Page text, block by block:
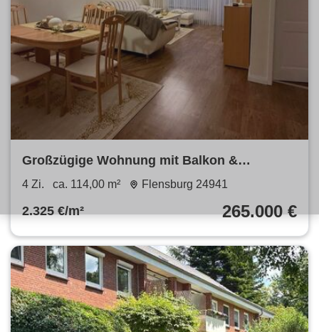
Großzügige Wohnung mit Balkon &
Stellplatz in FL
4 Zi. ca. 114,00 m² Flensburg 24941
2.325 €/m² 265.000 €